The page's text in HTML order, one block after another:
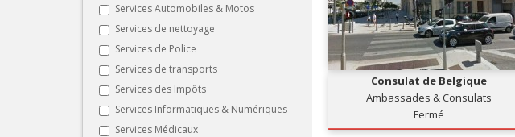
Services Automobiles & Motos
Services de nettoyage
Services de Police
Services de transports
Services des Impôts
Services Informatiques & Numériques
Services Médicaux
Consulat de Belgique
Ambassades & Consulats
Fermé